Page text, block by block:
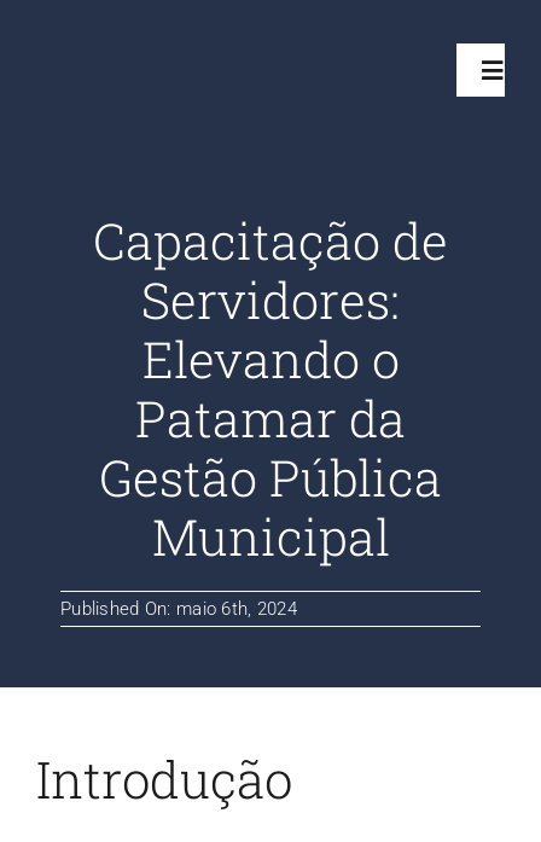
Projetos
Clientes
Capacitação de
Servidores:
Elevando o
Patamar da
Gestão Pública
Municipal
Published On: maio 6th, 2024
Introdução